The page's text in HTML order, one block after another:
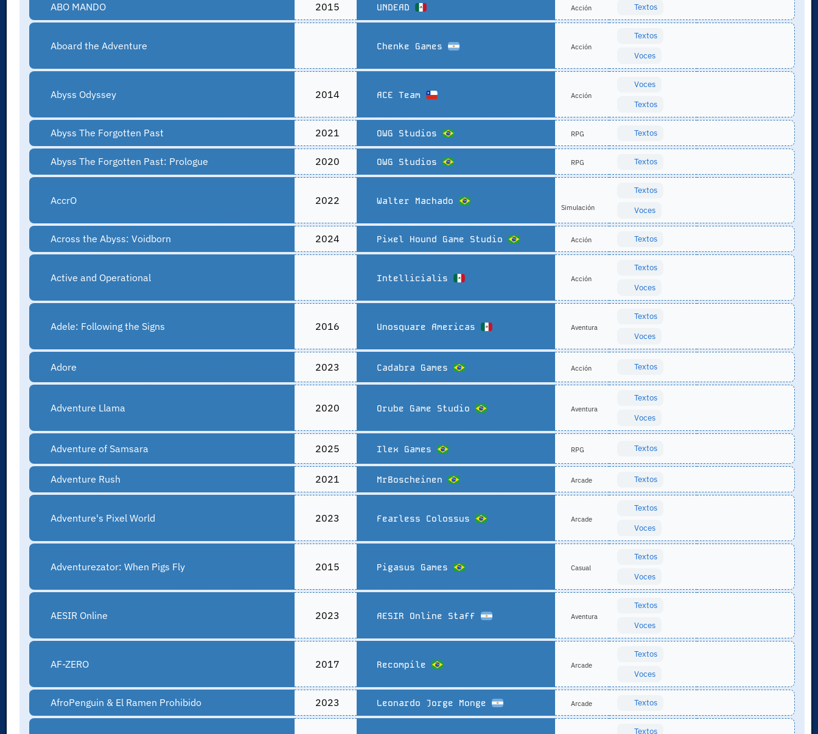
ABO MANDO 2015 UNDEAD Acción Textos
Aboard the Adventure Chenke Games Acción
Textos
Voces
Abyss Odyssey 2014 ACE Team Acción
Voces
Textos
Abyss The Forgotten Past 2021 OWG Studios RPG Textos
Abyss The Forgotten Past: Prologue 2020 OWG Studios RPG Textos
AccrO 2022 Walter Machado
Simulación
Textos
Voces
Across the Abyss: Voidborn 2024 Pixel Hound Game Studio Acción Textos
Active and Operational Intellicialis Acción
Textos
Voces
Adele: Following the Signs 2016 Unosquare Americas Aventura
Textos
Voces
Adore 2023 Cadabra Games Acción Textos
Adventure Llama 2020 Orube Game Studio Aventura
Textos
Voces
Adventure of Samsara 2025 Ilex Games RPG Textos
Adventure Rush 2021 MrBoscheinen Arcade Textos
Adventure's Pixel World 2023 Fearless Colossus Arcade
Textos
Voces
Adventurezator: When Pigs Fly 2015 Pigasus Games Casual
Textos
Voces
AESIR Online 2023 AESIR Online Staff Aventura
Textos
Voces
AF-ZERO 2017 Recompile Arcade
Textos
Voces
AfroPenguin & El Ramen Prohibido 2023 Leonardo Jorge Monge Arcade Textos
Textos